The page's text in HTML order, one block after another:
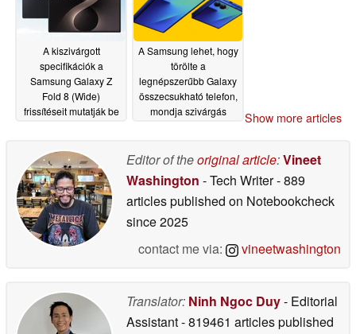
A kiszivárgott
specifikációk a
Samsung Galaxy Z
Fold 8 (Wide)
frissítéseit mutatják be
A Samsung lehet, hogy
törölte a
legnépszerűbb Galaxy
összecsukható telefon,
mondja szivárgás
Show more articles
Editor of theoriginal article:Vineet
Washington - Tech Writer- 889
articles published on Notebookcheck
since 2025
contact me via:
vineetwashington
Translator: Ninh Ngoc Duy- Editorial
Assistant- 819461 articles published